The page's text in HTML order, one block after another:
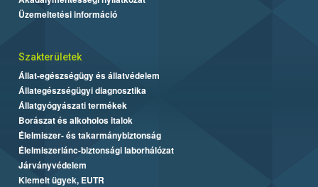
Üzemeltetési információ
Szakterületek
Állat-egészségügy és állatvédelem
Állategészségügyi diagnosztika
Állatgyógyászati termékek
Borászat és alkoholos italok
Élelmiszer- és takarmánybiztonság
Élelmiszerlánc-biztonsági laborhálózat
Járványvédelem
Kiemelt ügyek, EUTR